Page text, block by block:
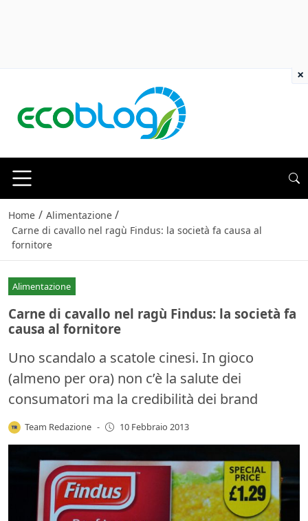
Home / Alimentazione /
Carne di cavallo nel ragù Findus: la società fa causa al
fornitore
Alimentazione
Carne di cavallo nel ragù Findus: la società fa
causa al fornitore
Uno scandalo a scatole cinesi. In gioco
(almeno per ora) non c’è la salute dei
consumatori ma la credibilità dei brand
Team Redazione - 10 Febbraio 2013
×